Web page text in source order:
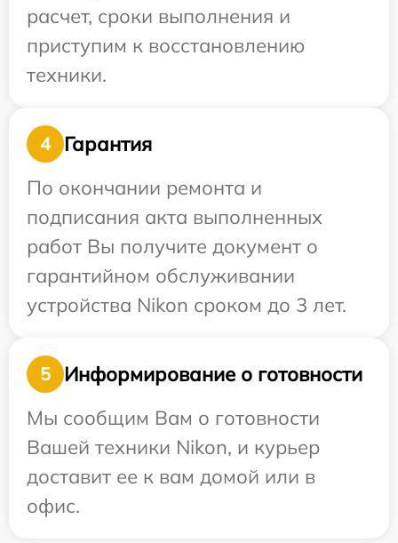
расчет, сроки выполнения и
приступим к восстановлению
техники.
4
Гарантия
По окончании ремонта и
подписания акта выполненных
работ Вы получите документ о
гарантийном обслуживании
устройства Nikon сроком до 3 лет.
5
Информирование о готовности
Мы сообщим Вам о готовности
Вашей техники Nikon, и курьер
доставит ее к вам домой или в
офис.